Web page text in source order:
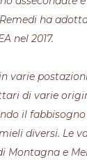
ha
nel 2017.
varie
di varie
il
diversi. Le
Montagna e